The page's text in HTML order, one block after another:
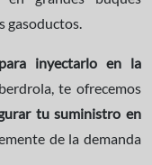
gasoductos.
inyectarlo en la
te ofrecemos
tu suministro en
de la demanda